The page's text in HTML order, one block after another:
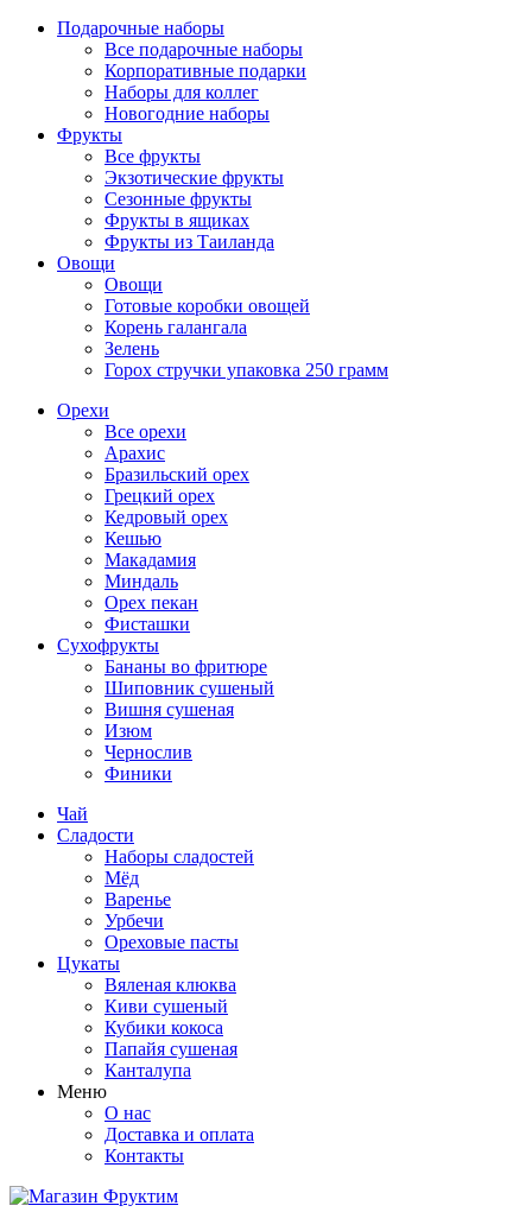
Подарочные наборы
Все подарочные наборы
Корпоративные подарки
Наборы для коллег
Новогодние наборы
Фрукты
Все фрукты
Экзотические фрукты
Сезонные фрукты
Фрукты в ящиках
Фрукты из Таиланда
Овощи
Овощи
Готовые коробки овощей
Корень галангала
Зелень
Горох стручки упаковка 250 грамм
Орехи
Все орехи
Арахис
Бразильский орех
Грецкий орех
Кедровый орех
Кешью
Макадамия
Миндаль
Орех пекан
Фисташки
Сухофрукты
Бананы во фритюре
Шиповник сушеный
Вишня сушеная
Изюм
Чернослив
Финики
Чай
Сладости
Наборы сладостей
Мёд
Варенье
Урбечи
Ореховые пасты
Цукаты
Вяленая клюква
Киви сушеный
Кубики кокоса
Папайя сушеная
Канталупа
Меню
О нас
Доставка и оплата
Контакты